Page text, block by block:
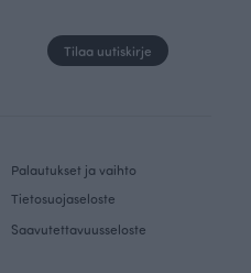
Tilaa uutiskirje
Palautukset ja vaihto
Tietosuojaseloste
Saavutettavuusseloste